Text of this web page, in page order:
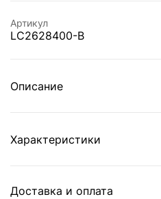
Артикул
LC2628400-B
Описание
Характеристики
Доставка и оплата